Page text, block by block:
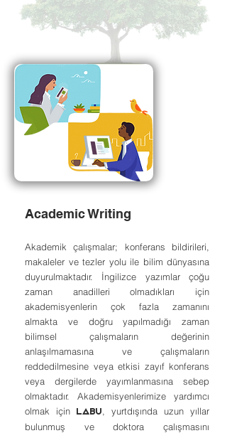
Academic Writing
Akademik çalışmalar; konferans bildirileri,
makaleler ve tezler yolu ile bilim dünyasına
duyurulmaktadır. İngilizce yazımlar çoğu
zaman anadilleri olmadıkları için
akademisyenlerin çok fazla zamanını
almakta ve doğru yapılmadığı zaman
bilimsel çalışmaların değerinin
anlaşılmamasına ve çalışmaların
reddedilmesine veya etkisi zayıf konferans
veya dergilerde yayımlanmasına sebep
olmaktadır. Akademisyenlerimize yardımcı
olmak için
LABU
, yurtdışında uzun yıllar
bulunmuş ve doktora çalışmasını